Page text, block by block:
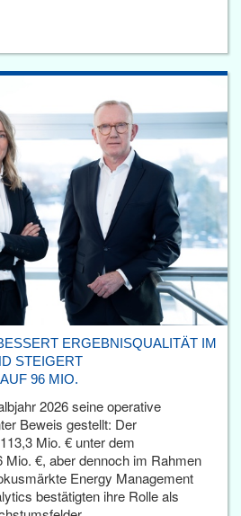
ERGEBNISQUALITÄT IM
STEIGERT
96 MIO.
2026 seine operative
Beweis gestellt: Der
Mio. € unter dem
Mio. €, aber dennoch im Rahmen
Energy Management
bestätigten ihre Rolle als